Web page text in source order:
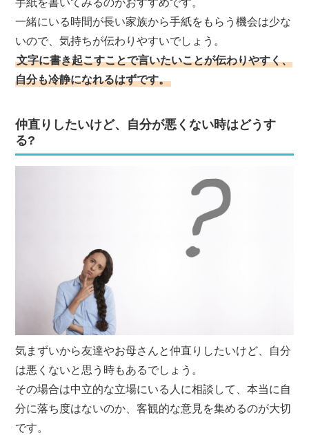
一緒にいる時間が長い家族から手紙をもらう機会は少な
いので、気持ちが伝わりやすいでしょう。
文字に書き起こすことで言いたいことが伝わりやすく、
自分も冷静になれるはずです。
仲直りしたいけど、自分が悪くない時はどうす
る?
気まずいから友達やお母さんと仲直りしたいけど、自分
は悪くないと思う時もあるでしょう。
その場合は中立的な立場にいる人に相談して、本当に自
分に落ち度はないのか、客観的な意見を集めるのが大切
です。